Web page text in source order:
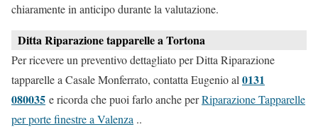
chiaramente in anticipo durante la valutazione.
Ditta Riparazione tapparelle a Tortona
Per ricevere un preventivo dettagliato per Ditta Riparazione
tapparelle a Casale Monferrato, contatta Eugenio al 0131
080035 e ricorda che puoi farlo anche perRiparazione Tapparelle
per porte finestre a Valenza ..